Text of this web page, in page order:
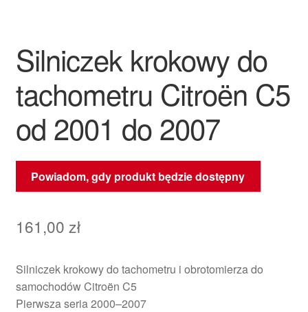
Zasady i warunki
Silniczek krokowy do
tachometru Citroën C5
od 2001 do 2007
Powiadom, gdy produkt będzie dostępny
161,00 zł
Silniczek krokowy do tachometru i obrotomierza do
samochodów Citroën C5
Pierwsza seria 2000–2007